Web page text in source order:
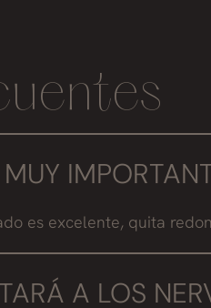
es excelente, quita
A LOS